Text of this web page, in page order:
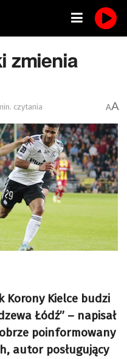
zmienia
czytania AA
Korony Kielce budzi
Łódź” – napisał
poinformowany
autor posługujący